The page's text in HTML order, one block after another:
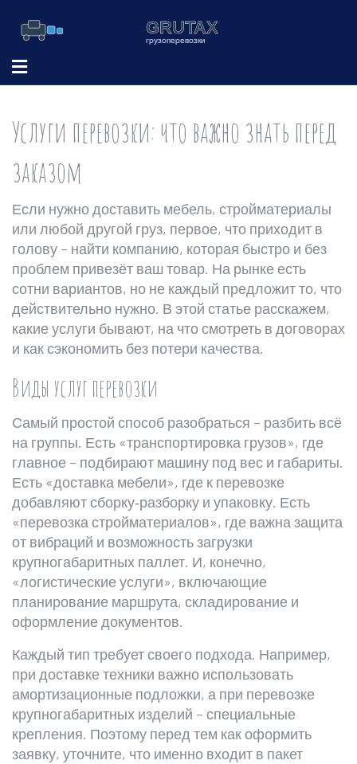
Услуги перевозки: что важно знать перед
заказом
Если нужно доставить мебель, стройматериалы
или любой другой груз, первое, что приходит в
голову – найти компанию, которая быстро и без
проблем привезёт ваш товар. На рынке есть
сотни вариантов, но не каждый предложит то, что
действительно нужно. В этой статье расскажем,
какие услуги бывают, на что смотреть в договорах
и как сэкономить без потери качества.
Виды услуг перевозки
Самый простой способ разобраться – разбить всё
на группы. Есть «транспортировка грузов», где
главное – подбирают машину под вес и габариты.
Есть «доставка мебели», где к перевозке
добавляют сборку‑разборку и упаковку. Есть
«перевозка стройматериалов», где важна защита
от вибраций и возможность загрузки
крупногабаритных паллет. И, конечно,
«логистические услуги», включающие
планирование маршрута, складирование и
оформление документов.
Каждый тип требует своего подхода. Например,
при доставке техники важно использовать
амортизационные подложки, а при перевозке
крупногабаритных изделий – специальные
крепления. Поэтому перед тем как оформить
заявку, уточните, что именно входит в пакет